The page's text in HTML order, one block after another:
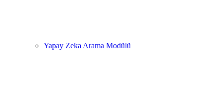
Yapay Zeka Arama Modülü